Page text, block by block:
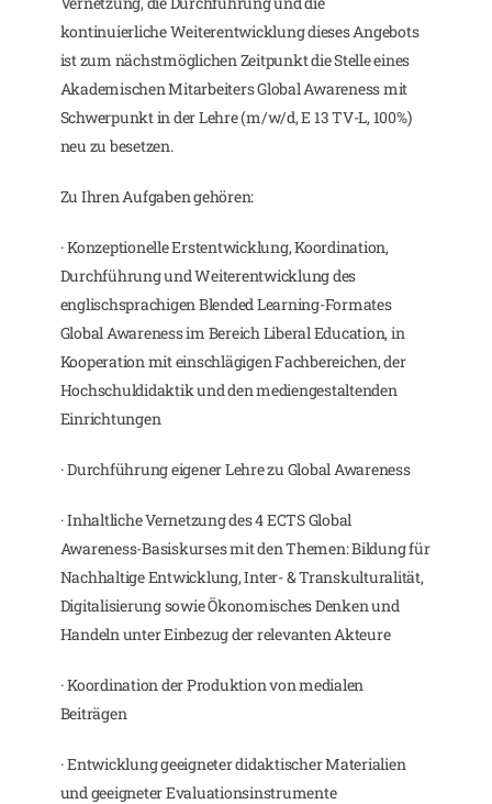
kontinuierliche Weiterentwicklung dieses Angebots
ist zum nächstmöglichen Zeitpunkt die Stelle eines
Akademischen Mitarbeiters Global Awareness mit
Schwerpunkt in der Lehre (m/w/d, E 13 TV-L, 100%)
neu zu besetzen.
Zu Ihren Aufgaben gehören:
· Konzeptionelle Erstentwicklung, Koordination,
Durchführung und Weiterentwicklung des
englischsprachigen Blended Learning-Formates
Global Awareness im Bereich Liberal Education, in
Kooperation mit einschlägigen Fachbereichen, der
Hochschuldidaktik und den mediengestaltenden
Einrichtungen
· Durchführung eigener Lehre zu Global Awareness
· Inhaltliche Vernetzung des 4 ECTS Global
Awareness-Basiskurses mit den Themen: Bildung für
Nachhaltige Entwicklung, Inter- & Transkulturalität,
Digitalisierung sowie Ökonomisches Denken und
Handeln unter Einbezug der relevanten Akteure
· Koordination der Produktion von medialen
Beiträgen
· Entwicklung geeigneter didaktischer Materialien
und geeigneter Evaluationsinstrumente